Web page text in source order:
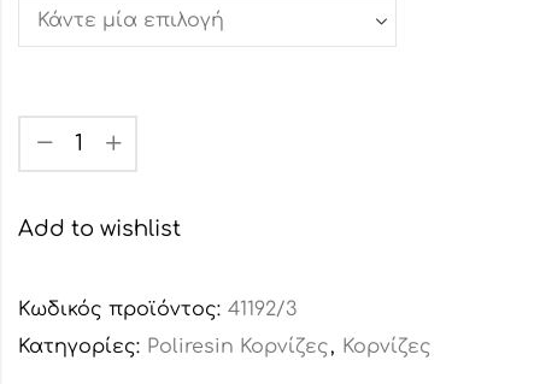
Add to wishlist
Κωδικός προϊόντος: 41192/3
Κατηγορίες: Poliresin Κορνίζες, Κορνίζες